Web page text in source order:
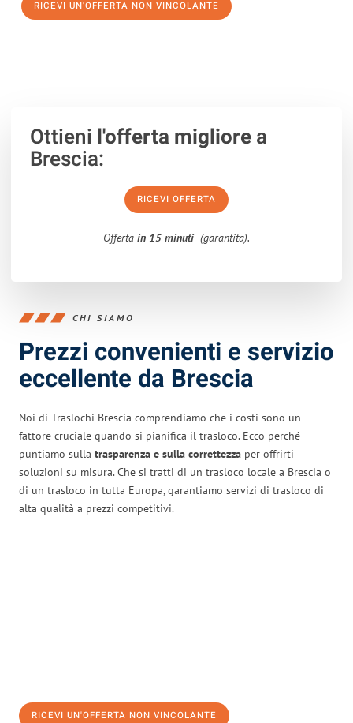
RICEVI UN'OFFERTA NON VINCOLANTE
Ottieni l'offerta migliorea
Brescia:
RICEVI OFFERTA
Offerta in 15 minuti (garantita).
CHI SIAMO
Prezzi convenienti e servizio
eccellente da Brescia
Noi di Traslochi Brescia comprendiamo che i costi sono un
fattore cruciale quando si pianifica il trasloco. Ecco perché
puntiamo sulla trasparenza e sulla correttezza per offrirti
soluzioni su misura. Che si tratti di un trasloco locale a Brescia o
di un trasloco in tutta Europa, garantiamo servizi di trasloco di
alta qualità a prezzi competitivi.
RICEVI UN'OFFERTA NON VINCOLANTE